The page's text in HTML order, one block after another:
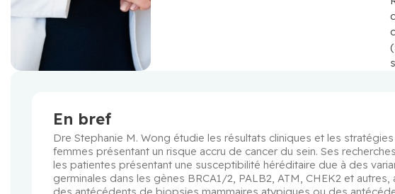
En bref
Dre Stephanie M. Wong étudie les résultats cliniques et les
femmes présentant un risque accru de cancer du sein. Ses
les patientes présentant une susceptibilité héréditaire due à des
germinales dans les gènes BRCA1/2, PALB2, ATM, CHEK2 et autres,